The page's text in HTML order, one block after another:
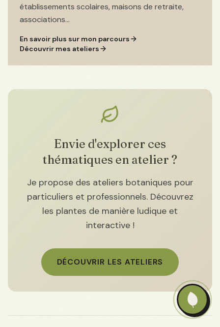
établissements scolaires, maisons de retraite,
associations...
En savoir plus sur mon parcours
Découvrir mes ateliers
Envie d'explorer ces
thématiques en atelier ?
Je propose des ateliers botaniques pour
particuliers et professionnels. Découvrez
les plantes de manière ludique et
interactive !
DÉCOUVRIR LES ATELIERS